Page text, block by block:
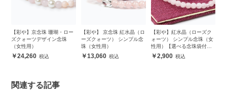
【彩や】京念珠 珊瑚・ロー
ズクォーツデザイン念珠
（女性用）
24,260
【彩や】 京念珠 紅水晶（ロ
ーズクォーツ） シンプル念
珠（女性用）
13,060
【彩や】紅水晶（ローズク
ォーツ） シンプル念珠（女
性用）【選べる念珠袋付
き】2,900
関連する記事